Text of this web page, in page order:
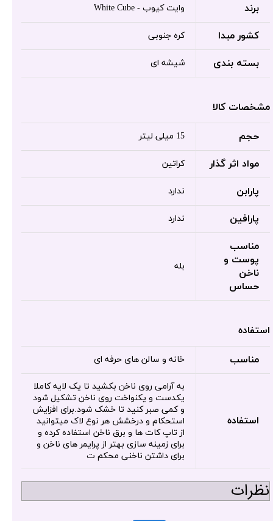
برند وایت کیوب - White Cube
کشور مبدا کره جنوبی
بسته بندی شیشه ای
مشخصات کالا
حجم 15 میلی لیتر
مواد اثر گذار کراتین
پارابن ندارد
پارافین ندارد
مناسب
پوست و
ناخن
حساس
بله
استفاده
مناسب خانه و سالن های حرفه ای
استفاده
به آرامی روی ناخن بکشید تا یک لایه کاملا
یکدست و یکنواخت روی ناخن تشکیل شود
و کمی صبر کنید تا خشک شود.برای افزایش
استحکام و درخشش هر نوع لاک میتوانید
از تاپ کات ها و برق ناخن استفاده کرده و
برای زمینه سازی بهتر از پرایمر های ناخن و
برای داشتن ناخنی محکم ت
نظرات